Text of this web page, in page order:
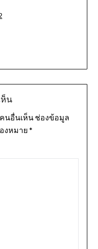
น
นอื่นเห็น ช่องข้อมูล
งหมาย *